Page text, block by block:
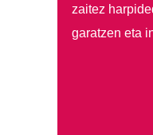
zaitez
garatzen eta